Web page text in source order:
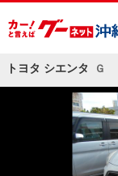
トヨタ シエンタ Ｇ